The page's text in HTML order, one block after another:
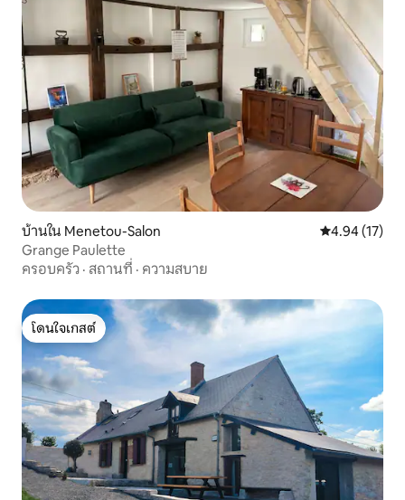
บ้านใน Menetou-Salon คะแนนเฉลี่ย
4.94 (17)
Grange Paulette
ครอบครัว · สถานที่ · ความสบาย
โดนใจเกสต์
โดนใจเกสต์